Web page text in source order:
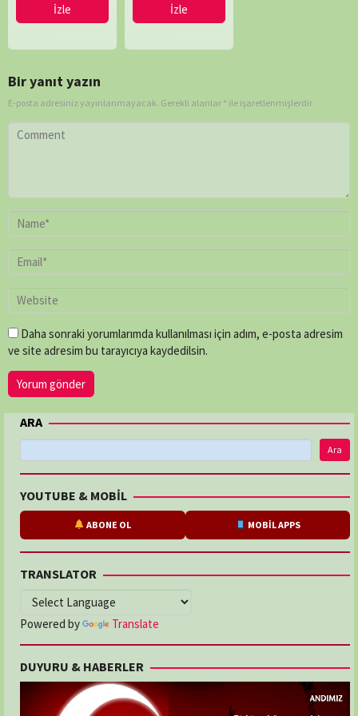
Dellums,
Kate
Dart
Lorne
Townend
Louise
Bridge,
Mike
Rowe
Paul
O'Connor
Peter
Chinn,
Shaun
Trevisick
İzle İzle
Bir yanıt yazın
E-posta adresiniz yayınlanmayacak. Gerekli alanlar * ile işaretlenmişlerdir
Daha sonraki yorumlarımda kullanılması için adım, e-posta adresim
ve site adresim bu tarayıcıya kaydedilsin.
ARA
Ara
YOUTUBE & MOBİL
ABONE OL MOBİL APPS
TRANSLATOR
Powered by Translate
DUYURU & HABERLER